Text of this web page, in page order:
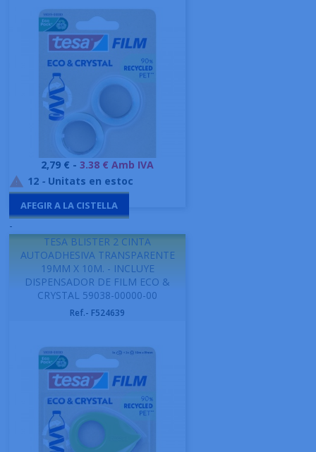
Preu
2,79 € - 3.38 € Amb IVA
 12 - Unitats en estoc
AFEGIR A LA CISTELLA
-
TESA BLISTER 2 CINTA
AUTOADHESIVA TRANSPARENTE
19MM X 10M. - INCLUYE
DISPENSADOR DE FILM ECO &
CRYSTAL 59038-00000-00
Ref.- F524639